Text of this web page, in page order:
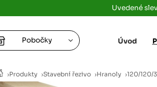
Uvedené
›Produkty ›Stavební řezivo ›Hranoly ›120/120/
Úvod
Pobočky
vybírat zde
Ústí